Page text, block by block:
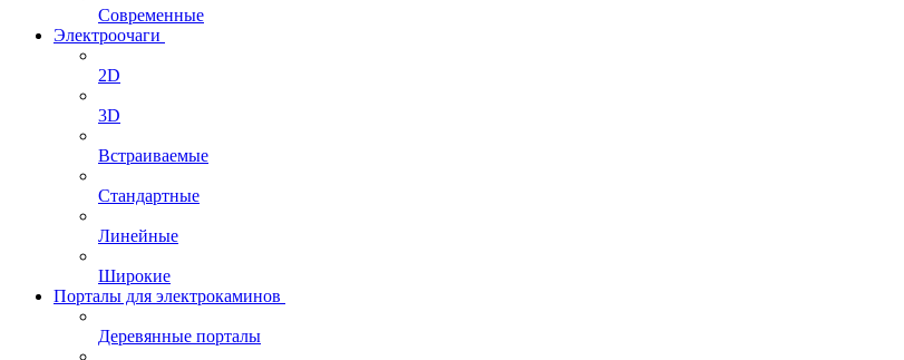
Современные
Электроочаги
2D
3D
Встраиваемые
Стандартные
Линейные
Широкие
Порталы для электрокаминов
Деревянные порталы